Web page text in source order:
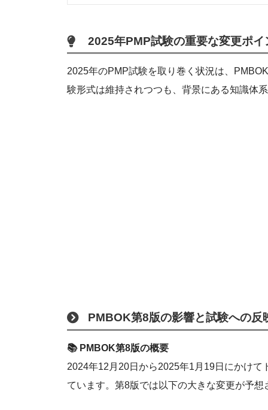
2025年PMP試験の重要な変更ポイ
2025年のPMP試験を取り巻く状況は、
験形式は維持されつつも、背景にある知識体
PMBOK第8版の影響と試験への反
📚 PMBOK第8版の概要
2024年12月20日から2025年1月19日にかけ
ています。第8版では以下の大きな変更が予想